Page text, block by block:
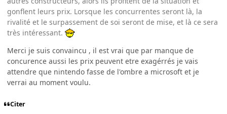
gonflent leurs prix. Lorsque les concurrentes seront là, la
rivalité et le surpassement de soi seront de mise, et là ce sera
très intéressant.
Merci je suis convaincu , il est vrai que par manque de
concurence aussi les prix peuvent etre exagérrés je vais
attendre que nintendo fasse de l'ombre a microsoft et je
verrai au moment voulu.
Citer